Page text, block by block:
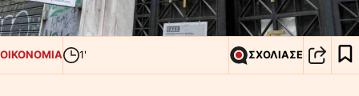
ΟΙΚΟΝΟΜΙΑ 1' ΣΧΟΛΙΑΣΕ